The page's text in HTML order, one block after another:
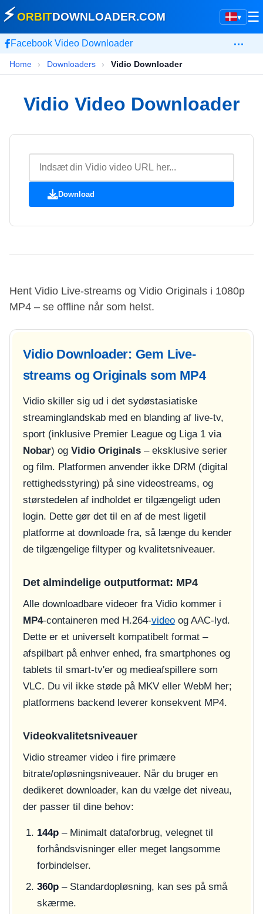
▾
⚡ORBITDOWNLOADER.COM ☰
Facebook Video Downloader …
Home › Downloaders › Vidio Downloader
Vidio Video Downloader
Download
Hent Vidio Live-streams og Vidio Originals i 1080p
MP4 – se offline når som helst.
Vidio Downloader: Gem Live-
streams og Originals som MP4
Vidio skiller sig ud i det sydøstasiatiske
streaminglandskab med en blanding af live-tv,
sport (inklusive Premier League og Liga 1 via
Nobar) og Vidio Originals– eksklusive serier
og film. Platformen anvender ikke DRM (digital
rettighedsstyring) på sine videostreams, og
størstedelen af indholdet er tilgængeligt uden
login. Dette gør det til en af de mest ligetil
platforme at downloade fra, så længe du kender
de tilgængelige filtyper og kvalitetsniveauer.
Det almindelige outputformat: MP4
Alle downloadbare videoer fra Vidio kommer i
MP4-containeren med H.264-videoog AAC-lyd.
Dette er et universelt kompatibelt format –
afspilbart på enhver enhed, fra smartphones og
tablets til smart-tv'er og medieafspillere som
VLC. Du vil ikke støde på MKV eller WebM her;
platformens backend leverer konsekvent MP4.
Videokvalitetsniveauer
Vidio streamer video i fire primære
bitrate/opløsningsniveauer. Når du bruger en
dedikeret downloader, kan du vælge det niveau,
der passer til dine behov:
144p– Minimalt dataforbrug, velegnet til
forhåndsvisninger eller meget langsomme
forbindelser.
360p– Standardopløsning, kan ses på små
skærme.